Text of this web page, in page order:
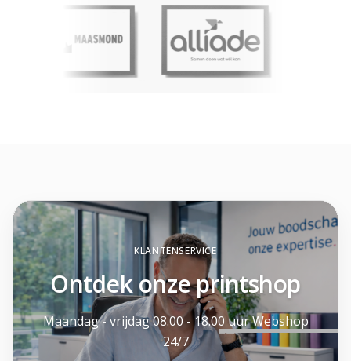
KLANTENSERVICE
Ontdek onze printshop
Maandag - vrijdag 08.00 - 18.00 uur Webshop
24/7